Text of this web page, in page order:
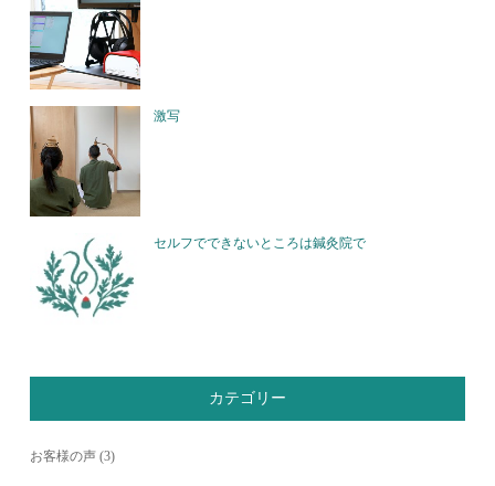
激写
セルフでできないところは鍼灸院で
カテゴリー
お客様の声 (3)